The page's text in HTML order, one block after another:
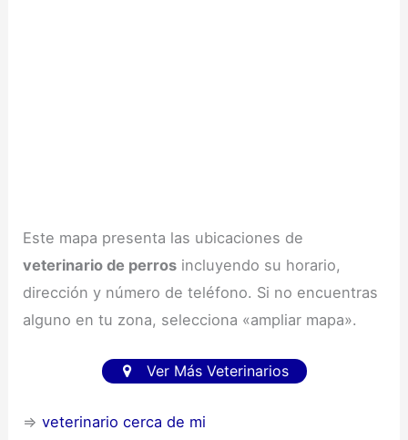
Este mapa presenta las ubicaciones de
veterinario de perros incluyendo su horario,
dirección y número de teléfono. Si no encuentras
alguno en tu zona, selecciona «ampliar mapa».
Ver Más Veterinarios
⇒veterinario cerca de mi